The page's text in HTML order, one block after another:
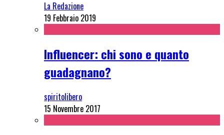
La Redazione
19 Febbraio 2019
Influencer: chi sono e quanto
guadagnano?
spiritolibero
15 Novembre 2017